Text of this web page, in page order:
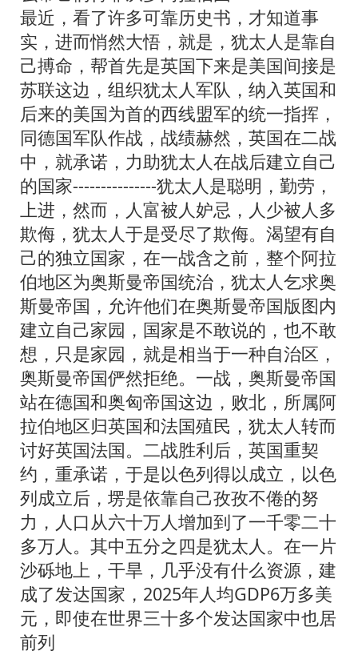
最近，看了许多可靠历史书，才知道事
实，进而悄然大悟，就是，犹太人是靠自
己搏命，帮首先是英国下来是美国间接是
苏联这边，组织犹太人军队，纳入英国和
后来的美国为首的西线盟军的统一指挥，
同德国军队作战，战绩赫然，英国在二战
中，就承诺，力助犹太人在战后建立自己
的国家---------------犹太人是聪明，勤劳，
上进，然而，人富被人妒忌，人少被人多
欺侮，犹太人于是受尽了欺侮。渴望有自
己的独立国家，在一战含之前，整个阿拉
伯地区为奥斯曼帝国统治，犹太人乞求奥
斯曼帝国，允许他们在奥斯曼帝国版图内
建立自己家园，国家是不敢说的，也不敢
想，只是家园，就是相当于一种自治区，
奥斯曼帝国俨然拒绝。一战，奥斯曼帝国
站在德国和奥匈帝国这边，败北，所属阿
拉伯地区归英国和法国殖民，犹太人转而
讨好英国法国。二战胜利后，英国重契
约，重承诺，于是以色列得以成立，以色
列成立后，塄是依靠自己孜孜不倦的努
力，人口从六十万人增加到了一千零二十
多万人。其中五分之四是犹太人。在一片
沙砾地上，干旱，几乎没有什么资源，建
成了发达国家，2025年人均GDP6万多美
元，即使在世界三十多个发达国家中也居
前列